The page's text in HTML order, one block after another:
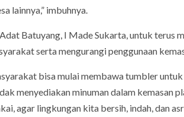
lainnya,” imbuhnya.
Batuyang, I Made Sukarta, untuk terus
serta mengurangi penggunaan
bisa mulai membawa tumbler
menyediakan minuman dalam kemasan
agar lingkungan kita bersih, indah, dan